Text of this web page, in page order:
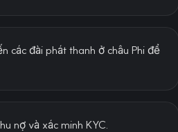
các đài phát thanh ở châu Phi để
nợ và xác minh KYC.